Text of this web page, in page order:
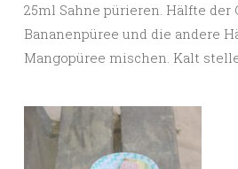
25ml Sahne pürieren. Hälfte der
Bananenpüree und die andere
Mangopüree mischen. Kalt